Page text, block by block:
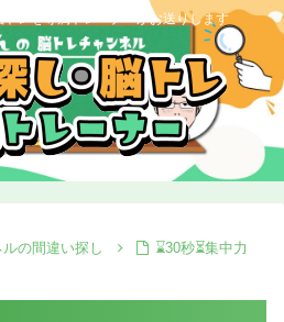
レを専属トレーナーがお送りします
の間違い探し
⌛30秒⏳集中力